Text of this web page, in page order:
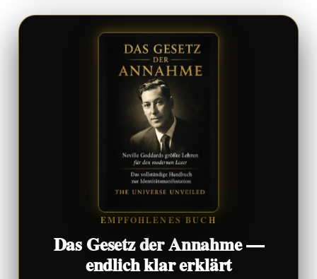
EMPFOHLENES BUCH
Das Gesetz der Annahme —
endlich klar erklärt